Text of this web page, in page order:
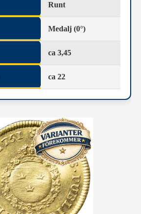
Runt
Medalj (0°)
ca 3,45
ca 22